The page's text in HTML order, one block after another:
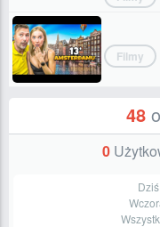
Filmy
48
0